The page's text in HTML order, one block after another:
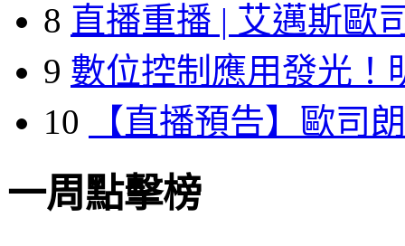
8 直播重播 | 艾邁斯歐
9 數位控制應用發光！
10
【直播預告】歐司
一周點擊榜